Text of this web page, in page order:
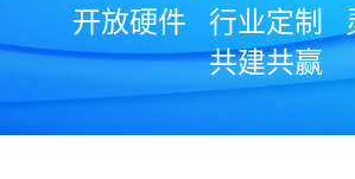
开放硬件 行业定制
共建共赢